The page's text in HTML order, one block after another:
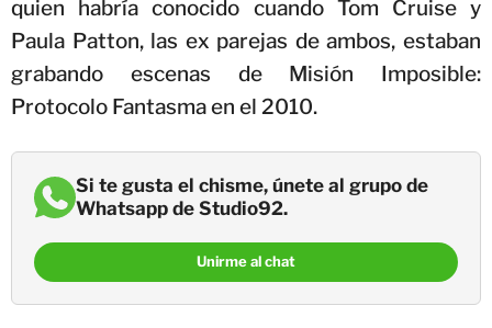
quien habría conocido cuando Tom Cruise y
Paula Patton, las ex parejas de ambos, estaban
grabando escenas de Misión Imposible:
Protocolo Fantasma en el 2010.
Si te gusta el chisme, únete al grupo de
Whatsapp de Studio92.
Unirme al chat